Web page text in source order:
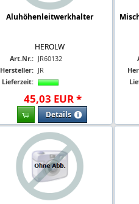
Aluhöhenleitwerkhalter
HEROLW
Art.Nr.: JR60132
Hersteller: JR
Lieferzeit:
45,03 EUR*
Details